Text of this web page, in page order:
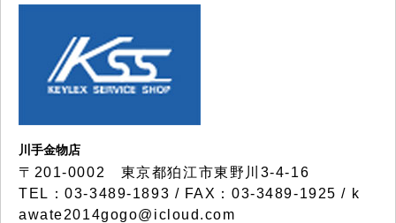
川手金物店
〒201-0002 東京都狛江市東野川3-4-16
TEL：03-3489-1893 / FAX：03-3489-1925 / k
awate2014gogo@icloud.com